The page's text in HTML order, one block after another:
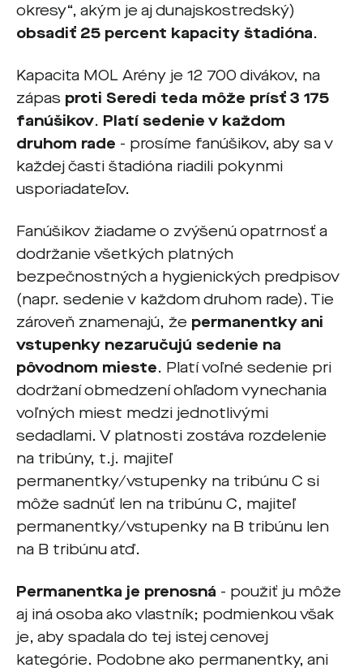
okresy“, akým je aj dunajskostredský)
obsadiť 25 percent kapacity štadióna.
Kapacita MOL Arény je 12 700 divákov, na
zápas proti Seredi teda môže prísť 3 175
fanúšikov. Platí sedenie v každom
druhom rade - prosíme fanúšikov, aby sa v
každej časti štadióna riadili pokynmi
usporiadateľov.
Fanúšikov žiadame o zvýšenú opatrnosť a
dodržanie všetkých platných
bezpečnostných a hygienických predpisov
(napr. sedenie v každom druhom rade). Tie
zároveň znamenajú, že permanentky ani
vstupenky nezaručujú sedenie na
pôvodnom mieste. Platí voľné sedenie pri
dodržaní obmedzení ohľadom vynechania
voľných miest medzi jednotlivými
sedadlami. V platnosti zostáva rozdelenie
na tribúny, t.j. majiteľ
permanentky/vstupenky na tribúnu C si
môže sadnúť len na tribúnu C, majiteľ
permanentky/vstupenky na B tribúnu len
na B tribúnu atď.
Permanentka je prenosná - použiť ju môže
aj iná osoba ako vlastník; podmienkou však
je, aby spadala do tej istej cenovej
kategórie. Podobne ako permanentky, ani